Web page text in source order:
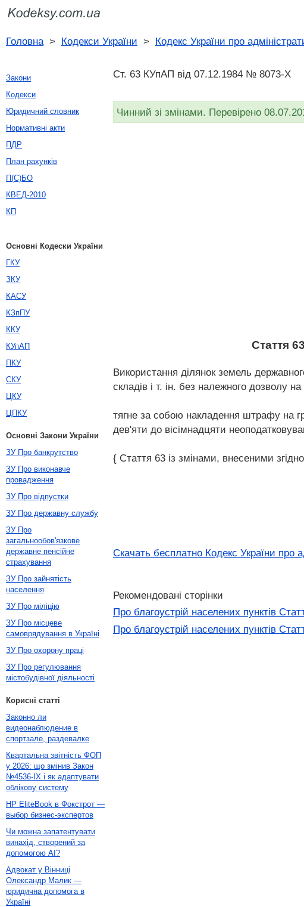
Головна> Кодекси України > Кодекс України про
Ст. 63 КУпАП вiд 07.12.1984 № 8073-X
Чинний зі змінами. Перевірено
Стаття
Використання ділянок земель
складів і т. ін. без належного дозволу
тягне за собою накладення штрафу на
дев'яти до вісімнадцяти
{ Стаття 63 із змінами, внесеними
Скачать бесплатно Кодекс України про
Рекомендовані сторінки
Про благоустрій населених пунктів
Про благоустрій населених пунктів
Закони
Кодекси
Юридичний словник
Нормативні акти
ПДР
План рахунків
П(С)БО
КВЕД-2010
КП
Основні Кодески України
ГКУ
ЗКУ
КАСУ
КЗпПУ
ККУ
КУпАП
ПКУ
СКУ
ЦКУ
ЦПКУ
Основні Закони України
ЗУ Про банкрутство
ЗУ Про виконавче
провадження
ЗУ Про відпустки
ЗУ Про державну службу
ЗУ Про
загальнообов'язкове
державне пенсійне
страхування
ЗУ Про зайнятість
населення
ЗУ Про міліцію
ЗУ Про місцеве
самоврядування в Україні
ЗУ Про охорону праці
ЗУ Про регулювання
містобудівної діяльності
Корисні статті
Законно ли
видеонаблюдение в
спортзале, раздевалке
Квартальна звітність ФОП
у 2026: що змінив Закон
№4536-IX і як адаптувати
облікову систему
HP EliteBook в Фокстрот —
выбор бизнес-экспертов
Чи можна запатентувати
винахід, створений за
допомогою AI?
Адвокат у Вінниці
Олександр Малик —
юридична допомога в
Україні